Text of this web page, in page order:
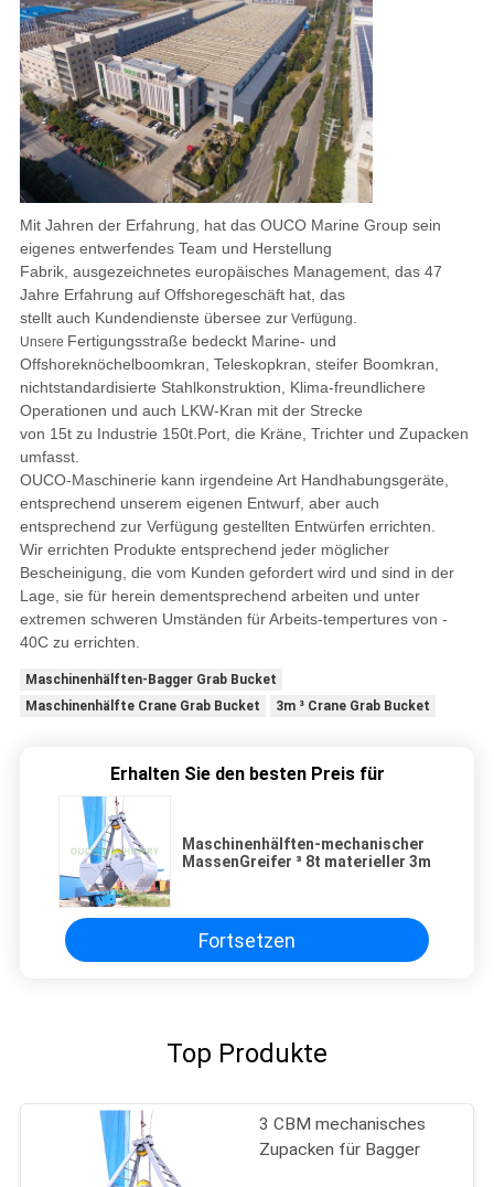
Mit Jahren der Erfahrung, hat das OUCO Marine Group sein
eigenes entwerfendes Team und Herstellung
Fabrik, ausgezeichnetes europäisches Management, das 47
Jahre Erfahrung auf Offshoregeschäft hat, das
stellt auch Kundendienste übersee zurVerfügung
Unsere Fertigungsstraße bedeckt Marine- und
Offshoreknöchelboomkran, Teleskopkran, steifer Boomkran,
nichtstandardisierte Stahlkonstruktion, Klima-freundlichere
Operationen und auch LKW-Kran mit der Strecke
von 15t zu Industrie 150t.Port, die Kräne, Trichter und Zupacken
umfasst.
OUCO-Maschinerie kann irgendeine Art Handhabungsgeräte,
entsprechend unserem eigenen Entwurf, aber auch
entsprechend zur Verfügung gestellten Entwürfen errichten.
Wir errichten Produkte entsprechend jeder möglicher
Bescheinigung, die vom Kunden gefordert wird und sind in der
Lage, sie für herein dementsprechend arbeiten und unter
extremen schweren Umständen für Arbeits-tempertures von -
40C zu errichten.
Maschinenhälften-Bagger Grab Bucket
Maschinenhälfte Crane Grab Bucket
3m ³ Crane Grab Bucket
Erhalten Sie den besten Preis für
Maschinenhälften-mechanischer
MassenGreifer ³ 8t materieller 3m
Fortsetzen
Top Produkte
3 CBM mechanisches
Zupacken für Bagger